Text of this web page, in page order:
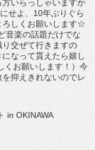
いらっしゃいますか
せよ、10年ぶりぐら
ろしくお願いします☆
音楽の話題だけでな
交ぜて行きますの
なって貰えたら嬉し
お願いします！）今
抑えきれないのでレ
in OKINAWA